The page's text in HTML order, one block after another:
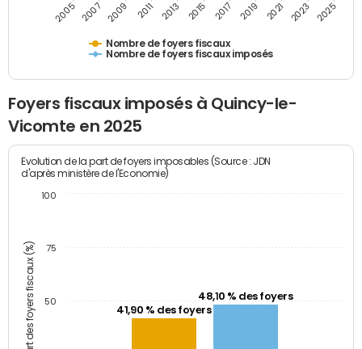
Nombre de foyers fiscaux
Nombre de foyers fiscaux imposés
2005 2007 2009 2011 2013 2015 2017 2019 2021 2023 2025
Foyers fiscaux imposés à Quincy-le-
Vicomte en 2025
Part des foyers fiscaux (%)
Evolution de la part de foyers imposables (Source : JDN
d'après ministère de l'Economie)
41,90 % des foyers
48,10 % des foyers
50
75
100